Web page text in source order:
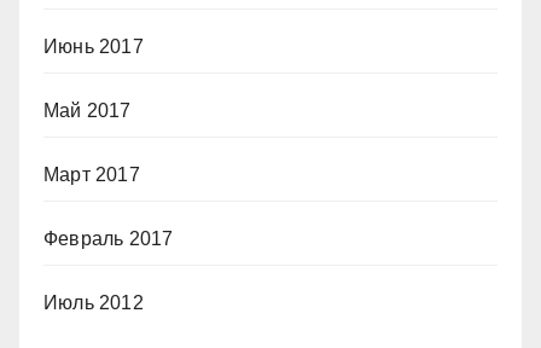
Июнь 2017
Май 2017
Март 2017
Февраль 2017
Июль 2012